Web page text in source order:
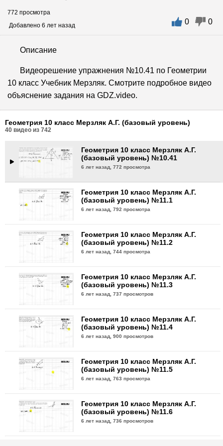
772 просмотра
Добавлено 6 лет назад
0 0
Описание
Видеорешение упражнения №10.41 по Геометрии
10 класс Учебник Мерзляк. Смотрите подробное видео
объяснение задания на GDZ.video.
Геометрия 10 класс Мерзляк А.Г. (базовый уровень)
40 видео из 742
Геометрия 10 класс Мерзляк А.Г.
(базовый уровень) №10.39
6 лет назад,771 просмотр
6 лет назад,770 просмотров
Геометрия 10 класс Мерзляк А.Г.
(базовый уровень) №10.41
6 лет назад,772 просмотра
Геометрия 10 класс Мерзляк А.Г.
(базовый уровень) №11.1
6 лет назад,792 просмотра
Геометрия 10 класс Мерзляк А.Г.
(базовый уровень) №11.2
6 лет назад,744 просмотра
Геометрия 10 класс Мерзляк А.Г.
(базовый уровень) №11.3
6 лет назад,737 просмотров
Геометрия 10 класс Мерзляк А.Г.
(базовый уровень) №11.4
6 лет назад,900 просмотров
Геометрия 10 класс Мерзляк А.Г.
(базовый уровень) №11.5
6 лет назад,763 просмотра
Геометрия 10 класс Мерзляк А.Г.
(базовый уровень) №11.6
6 лет назад,736 просмотров